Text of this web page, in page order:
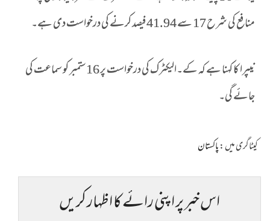
منافع کی شرح 17 سے 41.94 فیصد کرنے کی درخواست دی ہے۔
نیپرا کا کہنا ہے کہ کے۔الیکٹرک کی درخواست پر 16ستمبر کو سماعت کی
جائے گی۔
کیٹاگری میں :پاکستان
اس خبر پر اپنی رائے کا اظہار کریں